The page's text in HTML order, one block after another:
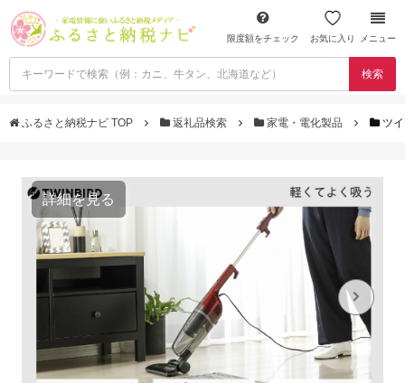
限度額をチェック お気に入り メニュー
検索
ふるさと納税ナビ TOP 返礼品検索 家電・電化製品 ツ
詳細を見る